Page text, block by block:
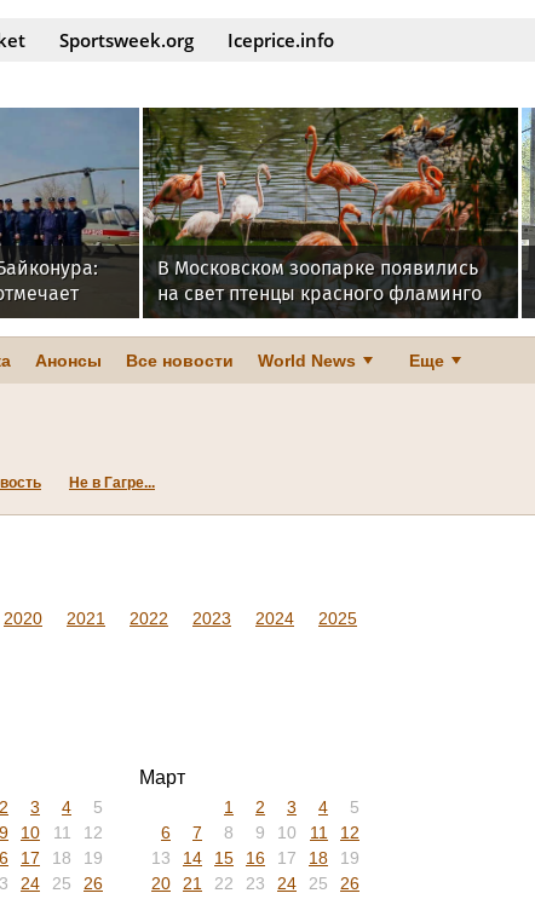
Sportsweek.org Iceprice.info
В Московском зоопарке появились
на свет птенцы красного фламинго
Анонсы Все новости World News Еще
Не в Гагре...
2020 2021 2022 2023 2024
2025
2 3 4
5
9 10 11
12
17 18
19
24 25
26
Март
1 2 3 4
5
6
7 8 9 10 11
12
13
14 15 16 17 18
19
20
21 22 23 24 25
26